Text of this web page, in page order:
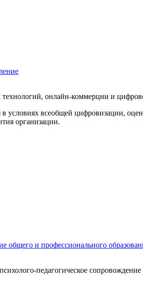
онлайн-коммерции и
условиях всеобщей цифровизации,
организации.
общего и профессионального
педагогическое